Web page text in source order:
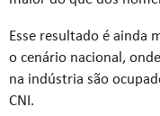
Esse resultado é ainda
o cenário nacional,
na indústria são
CNI.